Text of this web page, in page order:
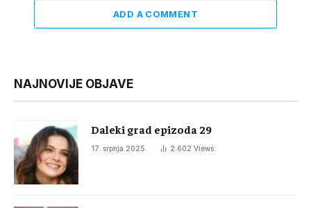
ADD A COMMENT
NAJNOVIJE OBJAVE
Daleki grad epizoda 29
17. srpnja 2025. 2.602 Views